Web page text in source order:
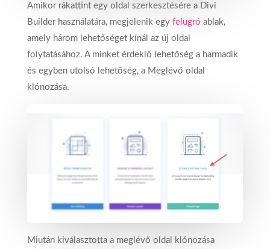
Amikor rákattint egy oldal szerkesztésére a Divi
Builder használatára, megjelenik egy felugró ablak,
amely három lehetőséget kínál az új oldal
folytatásához. A minket érdeklő lehetőség a harmadik
és egyben utolsó lehetőség, a Meglévő oldal
klónozása.
Miután kiválasztotta a meglévő oldal klónozása